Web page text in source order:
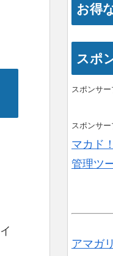
お得
スポ
スポンサー
スポンサー
マカド
管理ツ
アマガ